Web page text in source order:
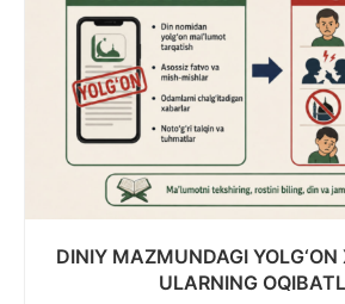
DINIY MAZMUNDAGI
ULARNING